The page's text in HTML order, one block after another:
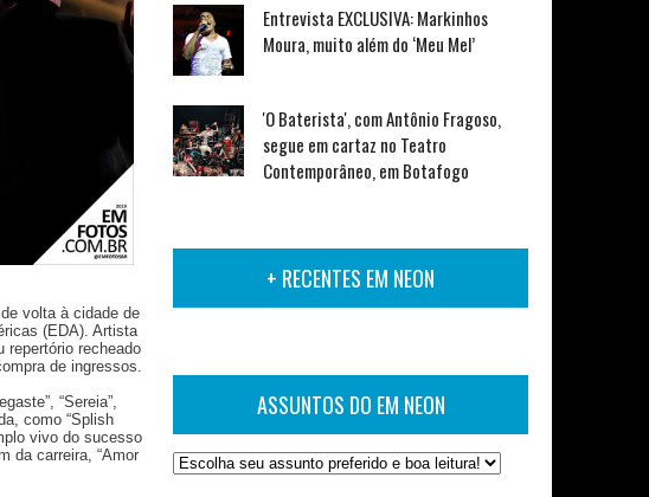
volta à cidade de
(EDA). Artista
repertório recheado
de ingressos.
“Sereia”,
como “Splish
vivo do sucesso
da carreira, “Amor
Entrevista EXCLUSIVA: Markinhos
Moura, muito além do ‘Meu Mel’
'O Baterista', com Antônio Fragoso,
segue em cartaz no Teatro
Contemporâneo, em Botafogo
+ RECENTES EM NEON
ASSUNTOS DO EM NEON